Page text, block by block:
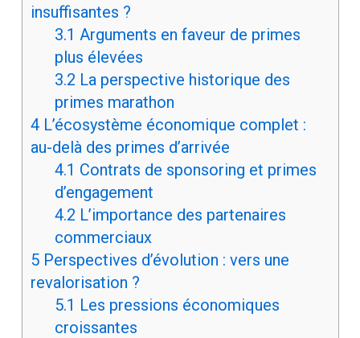
insuffisantes ?
3.1 Arguments en faveur de primes
plus élevées
3.2 La perspective historique des
primes marathon
4L’écosystème économique complet :
au-delà des primes d’arrivée
4.1 Contrats de sponsoring et primes
d’engagement
4.2 L’importance des partenaires
commerciaux
5Perspectives d’évolution : vers une
revalorisation ?
5.1 Les pressions économiques
croissantes